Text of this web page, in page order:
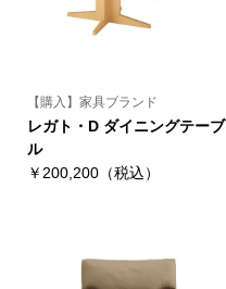
【購入】家具ブランド
レガト・D ダイニングテーブ
ル
￥200,200（税込）